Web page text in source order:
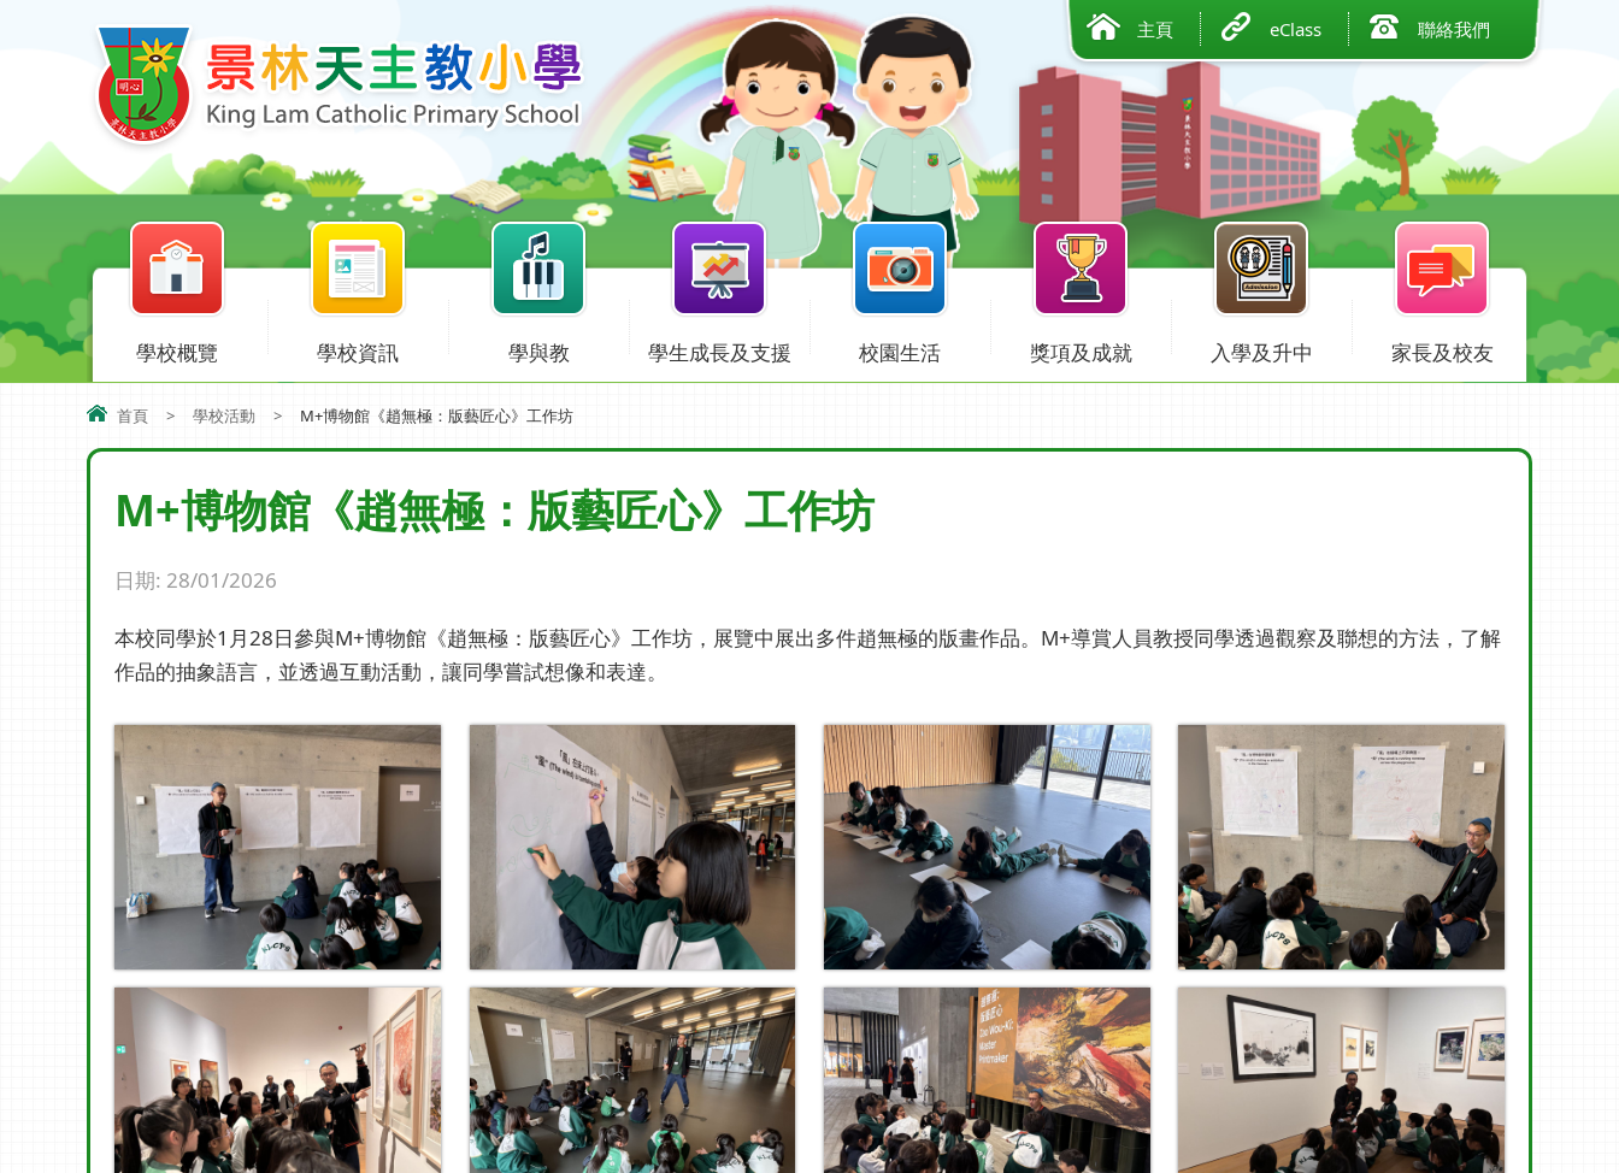
主頁 eClass 聯絡我們
學校概覽 學校資訊 學與教 學生成長及支援 校園生活 獎項及成就 入學及升中 家長及校友
首頁 > 學校活動 > M+博物館《趙無極：版藝匠心》工作坊
M+博物館《趙無極：版藝匠心》工作坊
日期: 28/01/2026
本校同學於1月28日參與M+博物館《趙無極：版藝匠心》工作坊，展覽中展出多件趙無極的版畫作品。M+導賞人員教授同學透過觀察及聯想的方法，了解
作品的抽象語言，並透過互動活動，讓同學嘗試想像和表達。